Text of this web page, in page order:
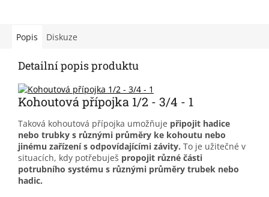
Popis Diskuze
Detailní popis produktu
Kohoutová přípojka 1/2 - 3/4 - 1
Taková kohoutová přípojka umožňuje připojit hadice
nebo trubky s různými průměry ke kohoutu nebo
jinému zařízení s odpovídajícími závity. To je užitečné v
situacích, kdy potřebuješ propojit různé části
potrubního systému s různými průměry trubek nebo
hadic.